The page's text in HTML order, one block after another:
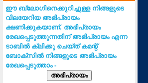
ഈ ബ്ലോഗിനെക്കുറിച്ചുള്ള നിങ്ങളുടെ
വിലയേറിയ അഭിപ്രായം
ക്ഷണിക്കുകയാണ്. അഭിപ്രായം
രേഖപ്പെടുത്തുന്നതിന് അഭിപ്രായം എന്ന
ടാബില്‍ ക്ലിക്കു ചെയ്ത് കമന്റ്
ബോക്സില്‍ നിങ്ങളുടെ അഭിപ്രായം
രേഖപ്പെടുത്താം -
അഭിപ്രായം